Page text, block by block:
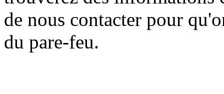
de nous contacter pour
du pare-feu.